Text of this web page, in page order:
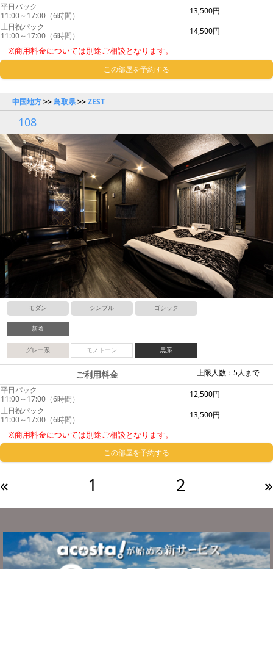
平日パック
11:00～17:00（6時間）
13,500円
土日祝パック
11:00～17:00（6時間）
14,500円
※商用料金については別途ご相談となります。
この部屋を予約する
中国地方>>鳥取県>>ZEST
108
モダン シンプル ゴシック
新着
グレー系 モノトーン 黒系
上限人数：5人まで
ご利用料金
平日パック
11:00～17:00（6時間）
12,500円
土日祝パック
11:00～17:00（6時間）
13,500円
※商用料金については別途ご相談となります。
この部屋を予約する
« 1 2 »